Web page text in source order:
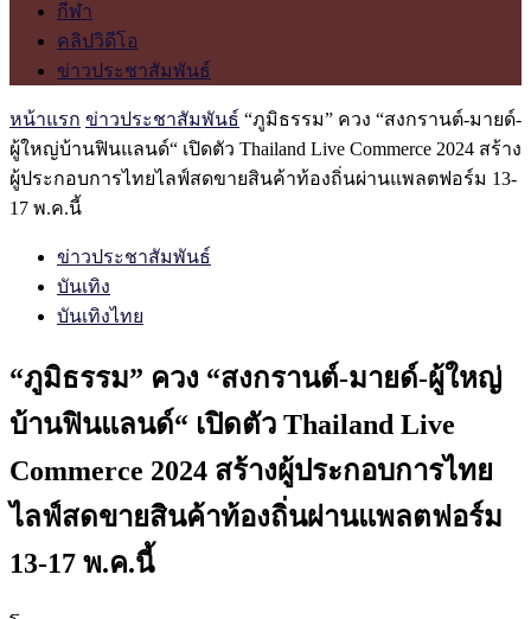
กีฬา
คลิปวิดีโอ
ข่าวประชาสัมพันธ์
หน้าแรก ข่าวประชาสัมพันธ์ “ภูมิธรรม” ควง “สงกรานต์-มายด์-
ผู้ใหญ่บ้านฟินแลนด์“ เปิดตัว Thailand Live Commerce 2024 สร้าง
ผู้ประกอบการไทยไลฟ์สดขายสินค้าท้องถิ่นผ่านแพลตฟอร์ม 13-
17 พ.ค.นี้
ข่าวประชาสัมพันธ์
บันเทิง
บันเทิงไทย
“ภูมิธรรม” ควง “สงกรานต์-มายด์-ผู้ใหญ่
บ้านฟินแลนด์“ เปิดตัว Thailand Live
Commerce 2024 สร้างผู้ประกอบการไทย
ไลฟ์สดขายสินค้าท้องถิ่นผ่านแพลตฟอร์ม
13-17 พ.ค.นี้